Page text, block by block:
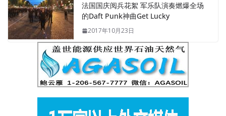
法国国庆阅兵花絮 军乐队演奏燃爆全场
的Daft Punk神曲Get Lucky
2017年10月23日